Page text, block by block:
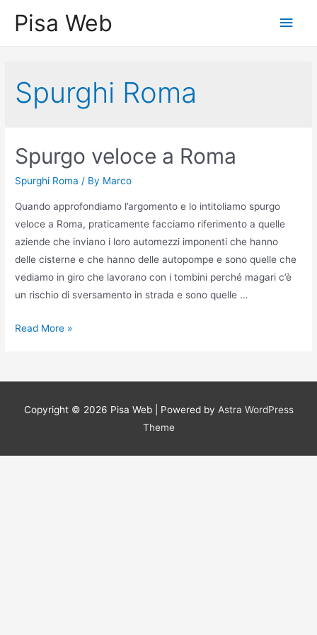
Pisa Web
Main
Spurghi Roma
Spurgo veloce a Roma
Spurghi Roma / By Marco
Quando approfondiamo l’argomento e lo intitoliamo spurgo
veloce a Roma, praticamente facciamo riferimento a quelle
aziende che inviano i loro automezzi imponenti che hanno
delle cisterne e che hanno delle autopompe e sono quelle che
vediamo in giro che lavorano con i tombini perché magari c’è
un rischio di sversamento in strada e sono quelle …
Spurgo
Roma
Read More »
Copyright © 2026 Pisa Web| Powered by Astra WordPress
Theme